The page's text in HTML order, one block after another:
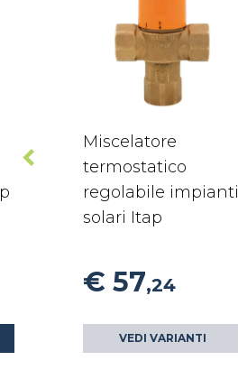
Miscelatore
termostatico
regolabile impianti
solari Itap
€ 57,24
VEDI VARIANTI